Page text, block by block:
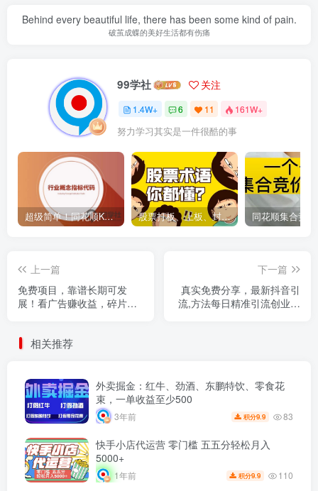
Behind every beautiful life, there has been some kind of pain.
破茧成蝶的美好生活都有伤痛
99学社 关注
1.4W+ 6 11 161W+
努力学习其实是一件很酷的事
超级简单！同花顺K线界面显示行业概念指标代码图解 股票打板、上板、封板、翘板、炸板是什么意思？炒股你必须懂的暗语！
上一篇
免费项目，靠谱长期可发
展！看广告赚收益，碎片时
下一篇
真实免费分享，最新抖音引
流,方法每日精准引流创业粉
相关推荐
外卖掘金：红牛、劲酒、东鹏特饮、零食花
束，一单收益至少500
3年前 积分9.9 83
快手小店代运营 零门槛 五五分轻松月入
5000+
1年前 积分9.9 110